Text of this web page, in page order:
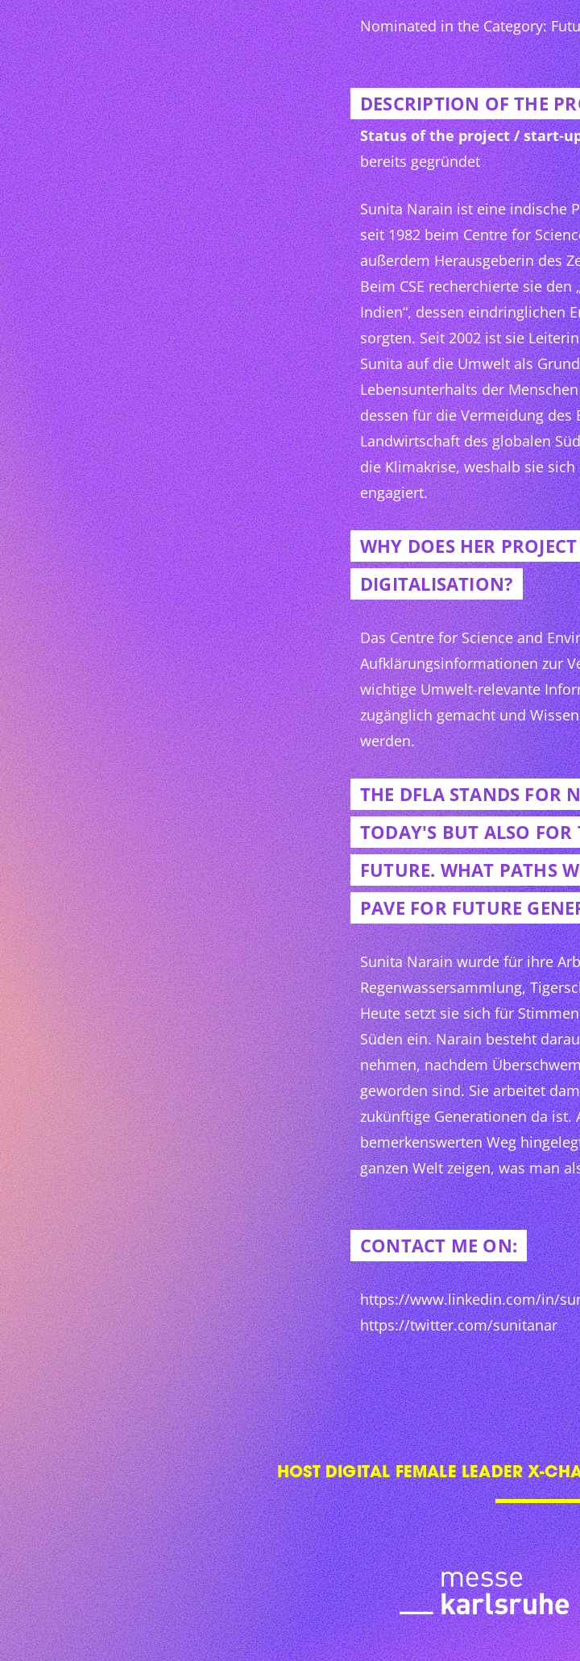
Nominated in the Category:
DESCRIPTION OF THE
Status of the project / start-
bereits gegründet
Sunita Narain ist eine indische
seit 1982 beim Centre for
außerdem Herausgeberin des
Beim CSE recherchierte sie
Indien“, dessen eindringlichen
sorgten. Seit 2002 ist sie
Sunita auf die Umwelt als
Lebensunterhalts der
dessen für die Vermeidung des
Landwirtschaft des globalen
die Klimakrise, weshalb sie
engagiert.
WHY DOES HER
DIGITALISATION?
Das Centre for Science and
Aufklärungsinformationen zur
wichtige Umwelt-relevante
zugänglich gemacht und
werden.
THE DFLA STANDS FOR
TODAY'S BUT ALSO FOR
FUTURE. WHAT PATHS
PAVE FOR FUTURE
Sunita Narain wurde für ihre
Regenwassersammlung,
Heute setzt sie sich für
Süden ein. Narain besteht
nehmen, nachdem
geworden sind. Sie arbeitet
zukünftige Generationen da ist.
bemerkenswerten Weg
ganzen Welt zeigen, was man
CONTACT ME ON:
https://www.linkedin.com/in/
https://twitter.com/sunitanar
HOST DIGITAL FEMALE LEADER X-